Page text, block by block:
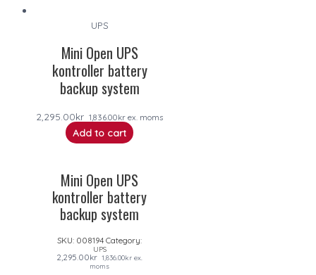
UPS
Mini Open UPS
kontroller battery
backup system
2,295.00kr 1,836.00kr ex. moms
Add to cart
Mini Open UPS
kontroller battery
backup system
SKU: 008194 Category:
UPS
2,295.00kr 1,836.00kr ex.
moms